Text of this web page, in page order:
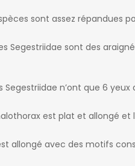
sont assez répandues
Segestriidae sont des
Segestriidae n’ont que 6
est plat et allongé
allongé avec des motifs